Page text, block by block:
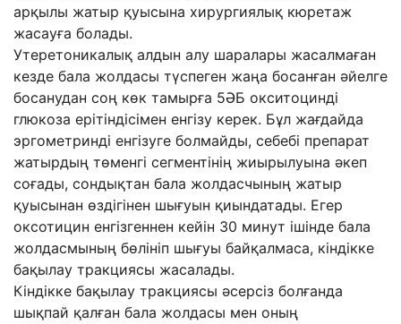
арқылы жатыр қуысына хирургиялық кюретаж
жасауға болады.
Утеретоникалық алдын алу шаралары жасалмаған
кезде бала жолдасы түспеген жаңа босанған әйелге
босанудан соң көк тамырға 5ӘБ окситоцинді
глюкоза ерітіндісімен енгізу керек. Бұл жағдайда
эргометринді енгізуге болмайды, себебі препарат
жатырдың төменгі сегментінің жиырылуына әкеп
соғады, сондықтан бала жолдасчының жатыр
қуысынан өздігінен шығуын қиындатады. Егер
оксотицин енгізгеннен кейін 30 минут ішінде бала
жолдасмының бөлініп шығуы байқалмаса, кіндікке
бақылау тракциясы жасалады.
Кіндікке бақылау тракциясы әсерсіз болғанда
шықпай қалған бала жолдасы мен оның